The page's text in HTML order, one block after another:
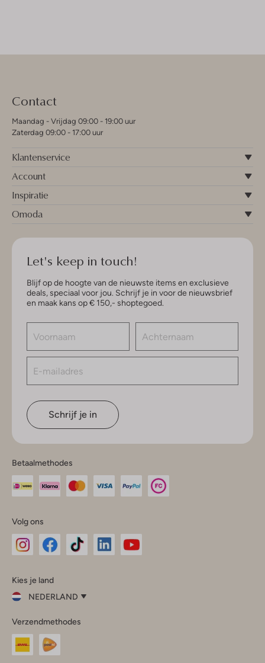
Contact
Maandag - Vrijdag 09:00 - 19:00 uur
Zaterdag 09:00 - 17:00 uur
Klantenservice
Account
Inspiratie
Omoda
Let's keep in touch!
Blijf op de hoogte van de nieuwste items en exclusieve
deals, speciaal voor jou. Schrijf je in voor de nieuwsbrief
en maak kans op € 150,- shoptegoed.
Schrijf je in
Betaalmethodes
Volg ons
InstagramFacebook
Kies je land
NEDERLAND
je
land
Nederland
Verzendmethodes